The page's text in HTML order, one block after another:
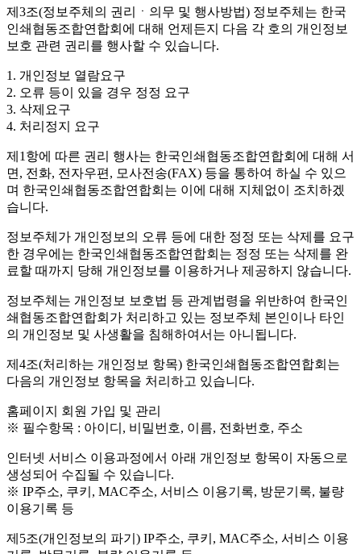
제3조(정보주체의 권리ㆍ의무 및 행사방법) 정보주체는 한국
인쇄협동조합연합회에 대해 언제든지 다음 각 호의 개인정보
보호 관련 권리를 행사할 수 있습니다.
1. 개인정보 열람요구
2. 오류 등이 있을 경우 정정 요구
3. 삭제요구
4. 처리정지 요구
제1항에 따른 권리 행사는 한국인쇄협동조합연합회에 대해 서
면, 전화, 전자우편, 모사전송(FAX) 등을 통하여 하실 수 있으
며 한국인쇄협동조합연합회는 이에 대해 지체없이 조치하겠
습니다.
정보주체가 개인정보의 오류 등에 대한 정정 또는 삭제를 요구
한 경우에는 한국인쇄협동조합연합회는 정정 또는 삭제를 완
료할 때까지 당해 개인정보를 이용하거나 제공하지 않습니다.
정보주체는 개인정보 보호법 등 관계법령을 위반하여 한국인
쇄협동조합연합회가 처리하고 있는 정보주체 본인이나 타인
의 개인정보 및 사생활을 침해하여서는 아니됩니다.
제4조(처리하는 개인정보 항목) 한국인쇄협동조합연합회는
다음의 개인정보 항목을 처리하고 있습니다.
홈페이지 회원 가입 및 관리
※ 필수항목 : 아이디, 비밀번호, 이름, 전화번호, 주소
인터넷 서비스 이용과정에서 아래 개인정보 항목이 자동으로
생성되어 수집될 수 있습니다.
※ IP주소, 쿠키, MAC주소, 서비스 이용기록, 방문기록, 불량
이용기록 등
제5조(개인정보의 파기) IP주소, 쿠키, MAC주소, 서비스 이용